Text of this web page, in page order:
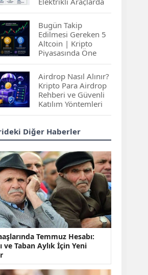
MTV Nasıl
Hesaplanır? MTV
Borcu Nasıl
Sorgulanır?
Bugün Takip
Edilmesi Gereken 5
Altcoin | Kripto
Piyasasında Öne
Çıkan Projeler
Airdrop Nasıl Alınır?
Kripto Para Airdrop
Rehberi ve Güvenli
Katılım Yöntemleri
Spot ve Vadeli İşlem
Arasındaki Farklar |
İçin Daha Uygun?
ABD-İran Anlaşması
Sonrası Altın Rekora
Koştu, Petrol
Fiyatları Sert Düştü
Temmuz 2026 Maaş
Zammı Netleşiyor!
Memur, Emekli ve
Yeni Oranlar
Diğer Haberler
Temmuz Hesabı:
ve Taban Aylık İçin Yeni